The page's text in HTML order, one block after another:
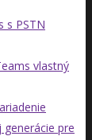
s PSTN
vlastný
pre